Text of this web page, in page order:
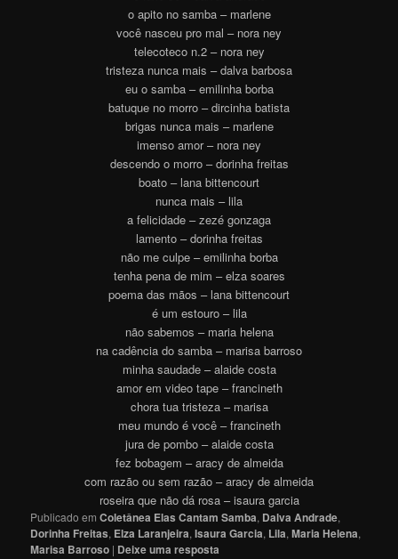
o apito no samba – marlene
você nasceu pro mal – nora ney
telecoteco n.2 – nora ney
tristeza nunca mais – dalva barbosa
eu o samba – emilinha borba
batuque no morro – dircinha batista
brigas nunca mais – marlene
imenso amor – nora ney
descendo o morro – dorinha freitas
boato – lana bittencourt
nunca mais – lila
a felicidade – zezé gonzaga
lamento – dorinha freitas
não me culpe – emilinha borba
tenha pena de mim – elza soares
poema das mãos – lana bittencourt
é um estouro – lila
não sabemos – maria helena
na cadência do samba – marisa barroso
minha saudade – alaide costa
amor em video tape – francineth
chora tua tristeza – marisa
meu mundo é você – francineth
jura de pombo – alaide costa
fez bobagem – aracy de almeida
com razão ou sem razão – aracy de almeida
roseira que não dá rosa – isaura garcia
Publicado em Coletânea Elas Cantam Samba, Dalva Andrade,
Dorinha Freitas, Elza Laranjeira,Isaura Garcia, Lila,Maria Helena,
Marisa Barroso | Deixe uma resposta